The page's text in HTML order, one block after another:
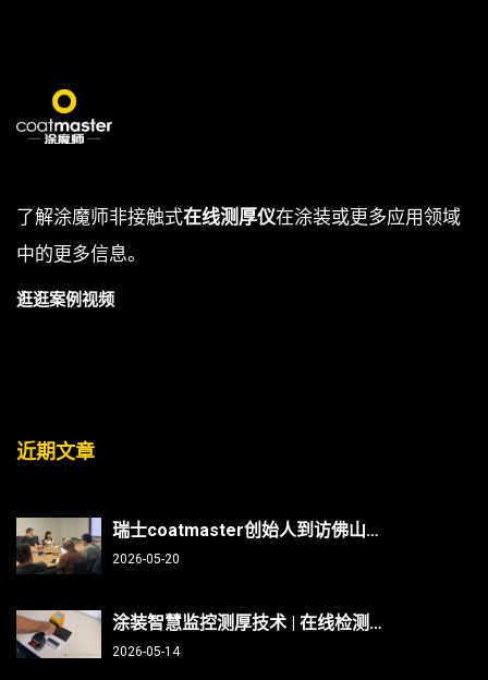
了解涂魔师非接触式在线测厚仪在涂装或更多应用领域
中的更多信息。
逛逛案例视频
近期文章
瑞士coatmaster创始人到访佛山翁开尔：非接触测厚技术能否破解涂装行业“效率与精度”难题？
2026-05-20
涂装智慧监控测厚技术 | 在线检测、非接触无损、防呆、不限底材
2026-05-14